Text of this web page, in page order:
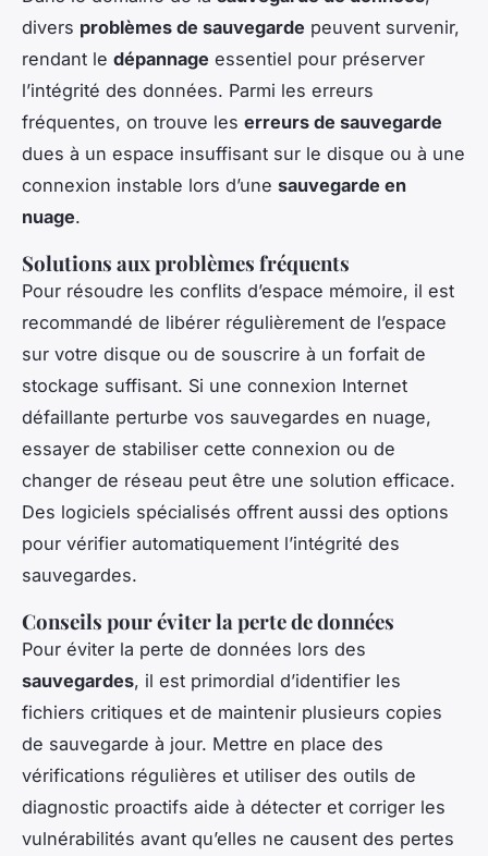
divers problèmes de sauvegarde peuvent survenir,
rendant le dépannage essentiel pour préserver
l’intégrité des données. Parmi les erreurs
fréquentes, on trouve les erreurs de sauvegarde
dues à un espace insuffisant sur le disque ou à une
connexion instable lors d’une sauvegarde en
nuage.
Solutions aux problèmes fréquents
Pour résoudre les conflits d’espace mémoire, il est
recommandé de libérer régulièrement de l’espace
sur votre disque ou de souscrire à un forfait de
stockage suffisant. Si une connexion Internet
défaillante perturbe vos sauvegardes en nuage,
essayer de stabiliser cette connexion ou de
changer de réseau peut être une solution efficace.
Des logiciels spécialisés offrent aussi des options
pour vérifier automatiquement l’intégrité des
sauvegardes.
Conseils pour éviter la perte de données
Pour éviter la perte de données lors des
sauvegardes, il est primordial d’identifier les
fichiers critiques et de maintenir plusieurs copies
de sauvegarde à jour. Mettre en place des
vérifications régulières et utiliser des outils de
diagnostic proactifs aide à détecter et corriger les
vulnérabilités avant qu’elles ne causent des pertes